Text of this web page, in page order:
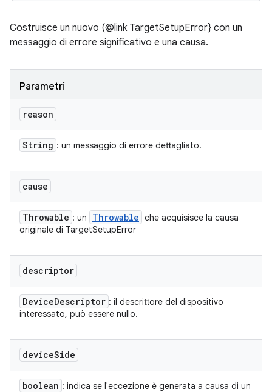
Costruisce un nuovo (@link TargetSetupError} con un
messaggio di errore significativo e una causa.
Parametri
reason
String : un messaggio di errore dettagliato.
cause
Throwable : un Throwable che acquisisce la causa
originale di TargetSetupError
descriptor
DeviceDescriptor : il descrittore del dispositivo
interessato, può essere nullo.
deviceSide
boolean : indica se l'eccezione è generata a causa di un